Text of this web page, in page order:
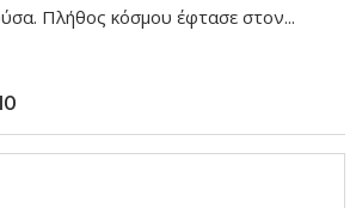
Πλήθος κόσμου έφτασε στον...